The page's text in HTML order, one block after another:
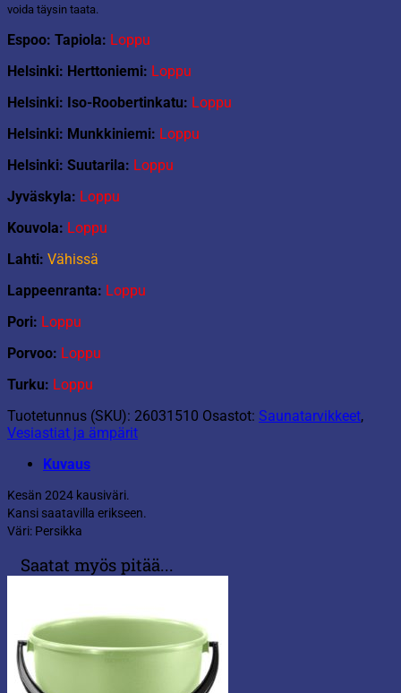
voida täysin taata.
Espoo: Tapiola: Loppu
Helsinki: Herttoniemi: Loppu
Helsinki: Iso-Roobertinkatu: Loppu
Helsinki: Munkkiniemi: Loppu
Helsinki: Suutarila: Loppu
Jyväskyla: Loppu
Kouvola: Loppu
Lahti: Vähissä
Lappeenranta: Loppu
Pori: Loppu
Porvoo: Loppu
Turku: Loppu
Tuotetunnus (SKU): 26031510 Osastot: Saunatarvikkeet,
Vesiastiat ja ämpärit
Kuvaus
Kesän 2024 kausiväri.
Kansi saatavilla erikseen.
Väri: Persikka
Saatat myös pitää...